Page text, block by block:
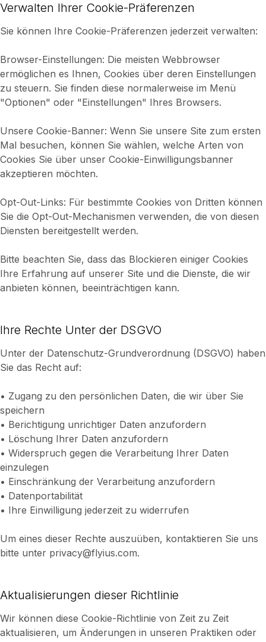
Verwalten Ihrer Cookie-Präferenzen
Sie können Ihre Cookie-Präferenzen jederzeit verwalten:
Browser-Einstellungen: Die meisten Webbrowser
ermöglichen es Ihnen, Cookies über deren Einstellungen
zu steuern. Sie finden diese normalerweise im Menü
"Optionen" oder "Einstellungen" Ihres Browsers.
Unsere Cookie-Banner: Wenn Sie unsere Site zum ersten
Mal besuchen, können Sie wählen, welche Arten von
Cookies Sie über unser Cookie-Einwilligungsbanner
akzeptieren möchten.
Opt-Out-Links: Für bestimmte Cookies von Dritten können
Sie die Opt-Out-Mechanismen verwenden, die von diesen
Diensten bereitgestellt werden.
Bitte beachten Sie, dass das Blockieren einiger Cookies
Ihre Erfahrung auf unserer Site und die Dienste, die wir
anbieten können, beeinträchtigen kann.
Ihre Rechte Unter der DSGVO
Unter der Datenschutz-Grundverordnung (DSGVO) haben
Sie das Recht auf:
• Zugang zu den persönlichen Daten, die wir über Sie
speichern
• Berichtigung unrichtiger Daten anzufordern
• Löschung Ihrer Daten anzufordern
• Widerspruch gegen die Verarbeitung Ihrer Daten
einzulegen
• Einschränkung der Verarbeitung anzufordern
• Datenportabilität
• Ihre Einwilligung jederzeit zu widerrufen
Um eines dieser Rechte auszuüben, kontaktieren Sie uns
bitte unter privacy@flyius.com.
Aktualisierungen dieser Richtlinie
Wir können diese Cookie-Richtlinie von Zeit zu Zeit
aktualisieren, um Änderungen in unseren Praktiken oder